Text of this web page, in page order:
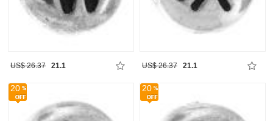
US$ 26.37 21.1 US$ 26.37 21.1
20 20